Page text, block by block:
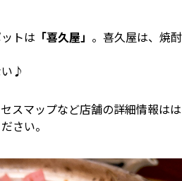
トは 「喜久屋」 。喜久屋は、焼酎
い♪
スマップなど店舗の詳細情報はは
さい。